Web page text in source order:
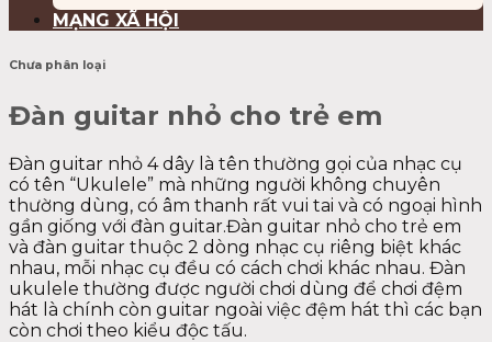
MẠNG XÃ HỘI
Chưa phân loại
Đàn guitar nhỏ cho trẻ em
Đàn guitar nhỏ 4 dây là tên thường gọi của nhạc cụ
có tên “Ukulele” mà những người không chuyên
thường dùng, có âm thanh rất vui tai và có ngoại hình
gần giống với đàn guitar.Đàn guitar nhỏ cho trẻ em
và đàn guitar thuộc 2 dòng nhạc cụ riêng biệt khác
nhau, mỗi nhạc cụ đều có cách chơi khác nhau. Đàn
ukulele thường được người chơi dùng để chơi đệm
hát là chính còn guitar ngoài việc đệm hát thì các bạn
còn chơi theo kiểu độc tấu.